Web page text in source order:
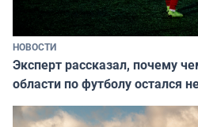
НОВОСТИ
Эксперт рассказал, почему
области по футболу остался